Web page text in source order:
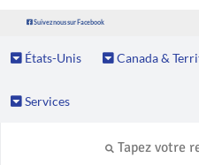
Suivez nous sur Facebook
États-Unis Canada &
Services